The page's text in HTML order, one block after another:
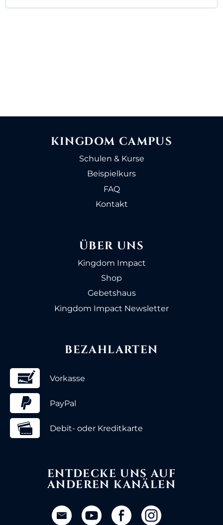
KINGDOM CAMPUS
Schulen & Kurse
Beispielkurs
FAQ
Kontakt
ÜBER UNS
Kingdom Impact
Shop
Gebetshaus
Kingdom Impact Newsletter
BEZAHLARTEN
Vorkasse
PayPal
Debit- oder Kreditkarte
ENTDECKE UNS AUF
ANDEREN KANÄLEN